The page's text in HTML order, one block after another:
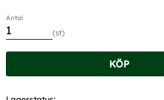
Antal
st
KÖP